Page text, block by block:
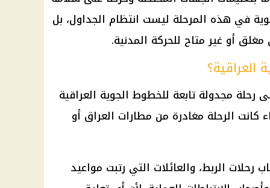
في هذه المرحلة ليست انتظام الجداول، بل
أو غير متاح للحركة المدنية.
العراقية؟
رحلة مجدولة تابعة للخطوط الجوية العراقية
كانت الرحلة مغادرة من مطارات العراق أو
رحلات الربط، والعائلات التي رتبت مواعيد